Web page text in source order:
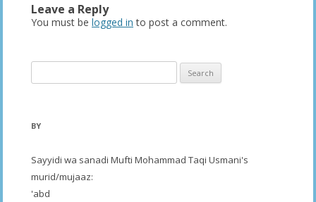
Leave a Reply
You must be logged in to post a comment.
for:
BY
Sayyidi wa sanadi Mufti Mohammad Taqi Usmani's
murid/mujaaz:
'abd